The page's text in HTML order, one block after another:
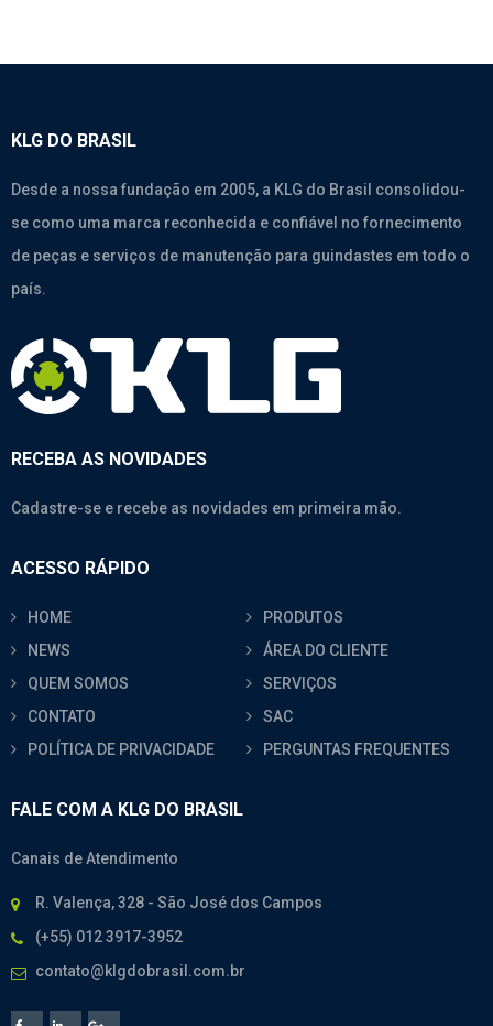
KLG DO BRASIL
Desde a nossa fundação em 2005, a KLG do Brasil consolidou-
se como uma marca reconhecida e confiável no fornecimento
de peças e serviços de manutenção para guindastes em todo o
país.
RECEBA AS NOVIDADES
Cadastre-se e recebe as novidades em primeira mão.
ACESSO RÁPIDO
HOME
PRODUTOS
NEWS
ÁREA DO CLIENTE
QUEM SOMOS
SERVIÇOS
CONTATO
SAC
POLÍTICA DE PRIVACIDADE
PERGUNTAS FREQUENTES
FALE COM A KLG DO BRASIL
Canais de Atendimento
R. Valença, 328 - São José dos Campos
(+55) 012 3917-3952
contato@klgdobrasil.com.br